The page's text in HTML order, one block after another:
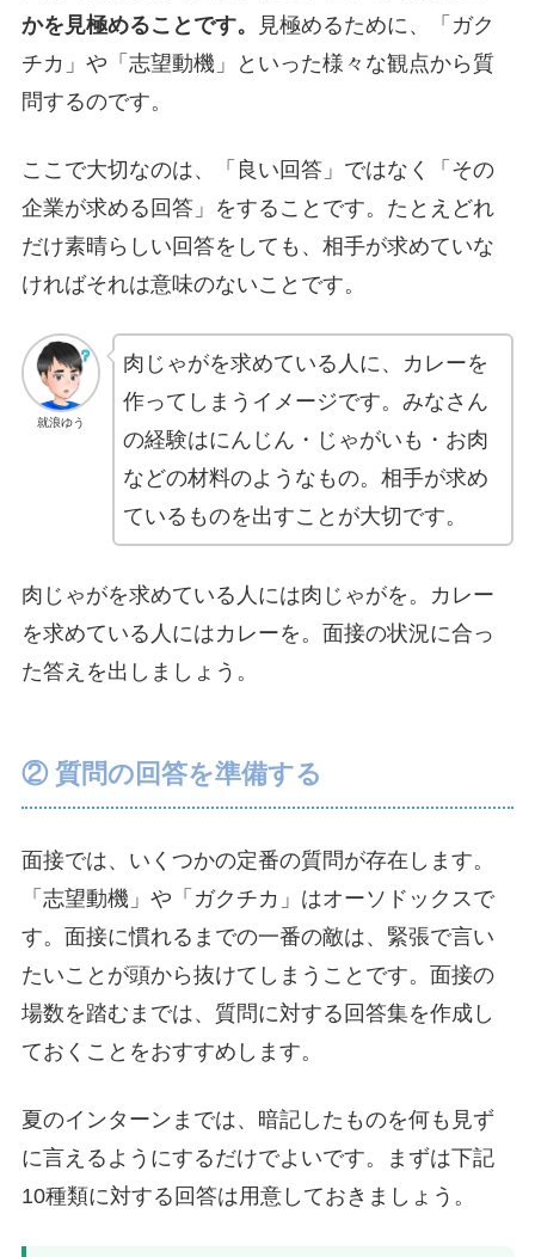
かを見極めることです。
見極めるために、「ガク
チカ」や「志望動機」といった様々な観点から質
問するのです。
ここで大切なのは、「良い回答」ではなく「その
企業が求める回答」をすることです。たとえどれ
だけ素晴らしい回答をしても、相手が求めていな
ければそれは意味のないことです。
就浪ゆう
肉じゃがを求めている人に、カレーを
作ってしまうイメージです。みなさん
の経験はにんじん・じゃがいも・お肉
などの材料のようなもの。相手が求め
ているものを出すことが大切です。
肉じゃがを求めている人には肉じゃがを。カレー
を求めている人にはカレーを。面接の状況に合っ
た答えを出しましょう。
② 質問の回答を準備する
面接では、いくつかの定番の質問が存在します。
「志望動機」や「ガクチカ」はオーソドックスで
す。面接に慣れるまでの一番の敵は、緊張で言い
たいことが頭から抜けてしまうことです。面接の
場数を踏むまでは、質問に対する回答集を作成し
ておくことをおすすめします。
夏のインターンまでは、暗記したものを何も見ず
に言えるようにするだけでよいです。まずは下記
10種類に対する回答は用意しておきましょう。